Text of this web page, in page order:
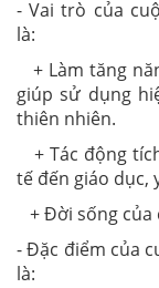
- Vai trò của
là:
+ Làm tăng
giúp sử dụng
thiên nhiên.
+ Tác động
tế đến giáo dục,
+ Đời sống
- Đặc điểm của
là: